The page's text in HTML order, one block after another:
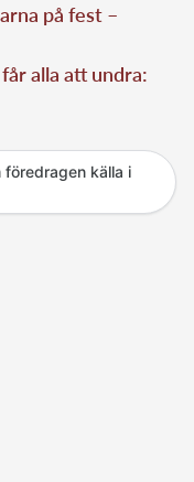
på fest –
alla att undra:
källa i